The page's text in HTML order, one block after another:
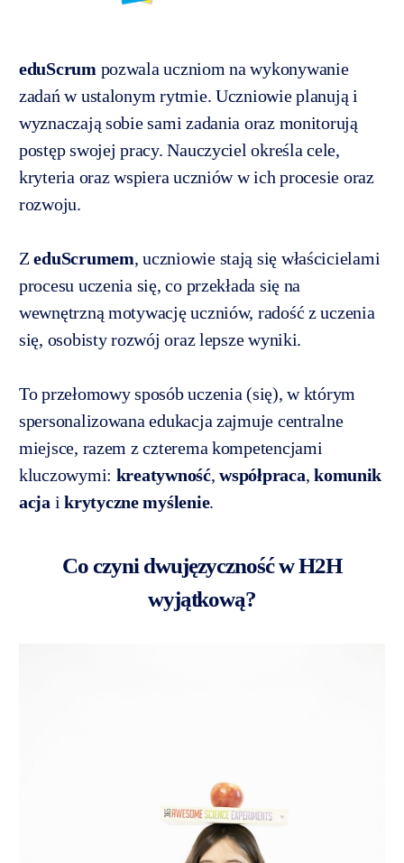
eduScrum pozwala uczniom na wykonywanie
zadań w ustalonym rytmie. Uczniowie planują i
wyznaczają sobie sami zadania oraz monitorują
postęp swojej pracy. Nauczyciel określa cele,
kryteria oraz wspiera uczniów w ich procesie oraz
rozwoju.
ZeduScrumem, uczniowie stają się właścicielami
procesu uczenia się, co przekłada się na
wewnętrzną motywację uczniów, radość z uczenia
się, osobisty rozwój oraz lepsze wyniki.
To przełomowy sposób uczenia (się), w którym
spersonalizowana edukacja zajmuje centralne
miejsce, razem z czterema kompetencjami
kluczowymi: kreatywność,współpraca,komunik
acja ikrytyczne myślenie.
Co czyni dwujęzyczność w H2H
wyjątkową?